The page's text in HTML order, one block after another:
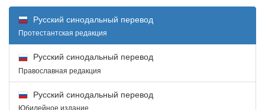
Русский синодальный перевод
Протестантская редакция
Русский синодальный перевод
Православная редакция
Русский синодальный перевод
Юбилейное издание